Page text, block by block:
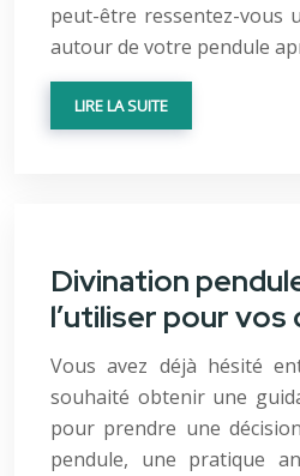
peut-être ressentez-vous
autour de votre pendule
LIRE LA SUITE
Divination
l’utiliser pour vos
Vous avez déjà hésité
souhaité obtenir une
pour prendre une
pendule, une pratique